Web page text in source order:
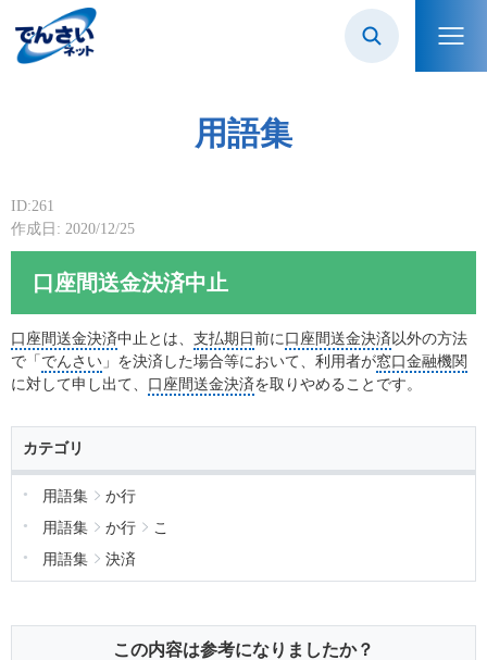
用語集
ID:261
作成日: 2020/12/25
口座間送金決済中止
口座間送金決済中止とは、 支払期日 前に 口座間送金決済以外の方法
で「 でんさい 」を決済した場合等において、利用者が窓口金融機関
に対して申し出て、
口座間送金決済を取りやめることです。
カテゴリ
用語集
か行
用語集
か行
こ
用語集
決済
この内容は参考になりましたか？